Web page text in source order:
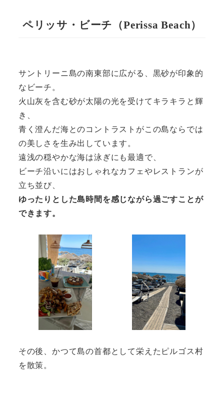
ペリッサ・ビーチ （Perissa Beach）
サントリーニ島の南東部に広がる、黒砂が印象的
なビーチ。
火山灰を含む砂が太陽の光を受けてキラキラと輝
き、
青く澄んだ海とのコントラストがこの島ならでは
の美しさを生み出しています。
遠浅の穏やかな海は泳ぎにも最適で、
ビーチ沿いにはおしゃれなカフェやレストランが
立ち並び、
ゆったりとした島時間を感じながら過ごすことが
できます。
その後、かつて島の首都として栄えたピルゴス村
を散策。